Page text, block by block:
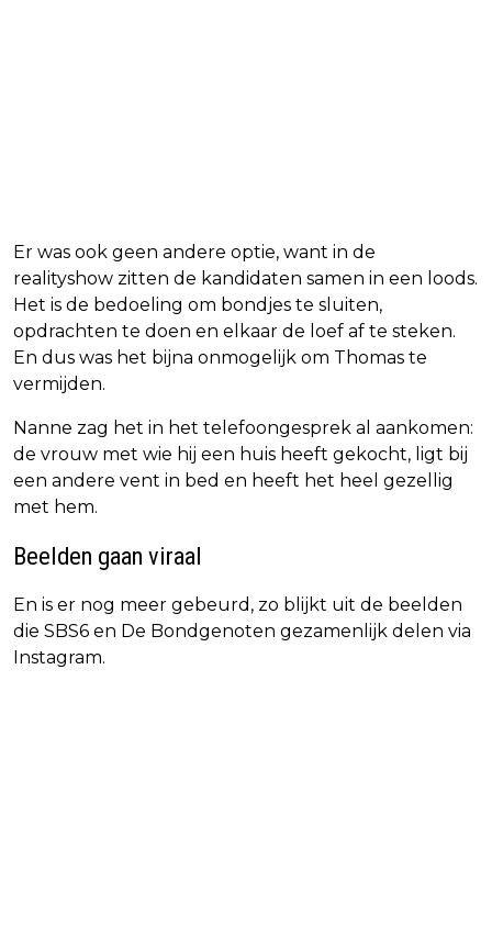
Er was ook geen andere optie, want in de
realityshow zitten de kandidaten samen in een loods.
Het is de bedoeling om bondjes te sluiten,
opdrachten te doen en elkaar de loef af te steken.
En dus was het bijna onmogelijk om Thomas te
vermijden.
Nanne zag het in het telefoongesprek al aankomen:
de vrouw met wie hij een huis heeft gekocht, ligt bij
een andere vent in bed en heeft het heel gezellig
met hem.
Beelden gaan viraal
En is er nog meer gebeurd, zo blijkt uit de beelden
die SBS6 en De Bondgenoten gezamenlijk delen via
Instagram.